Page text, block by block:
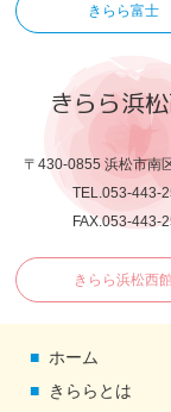
きらら富士
きらら浜
〒430-0855 浜松市南
TEL.053-443-
FAX.053-443-
きらら浜松西
ホーム
きららとは